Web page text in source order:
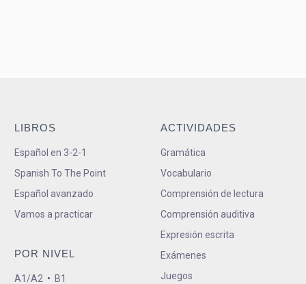
LIBROS
Español en 3-2-1
Spanish To The Point
Español avanzado
Vamos a practicar
POR NIVEL
A1/A2 • B1
ACTIVIDADES
Gramática
Vocabulario
Comprensión de lectura
Comprensión auditiva
Expresión escrita
Exámenes
Juegos